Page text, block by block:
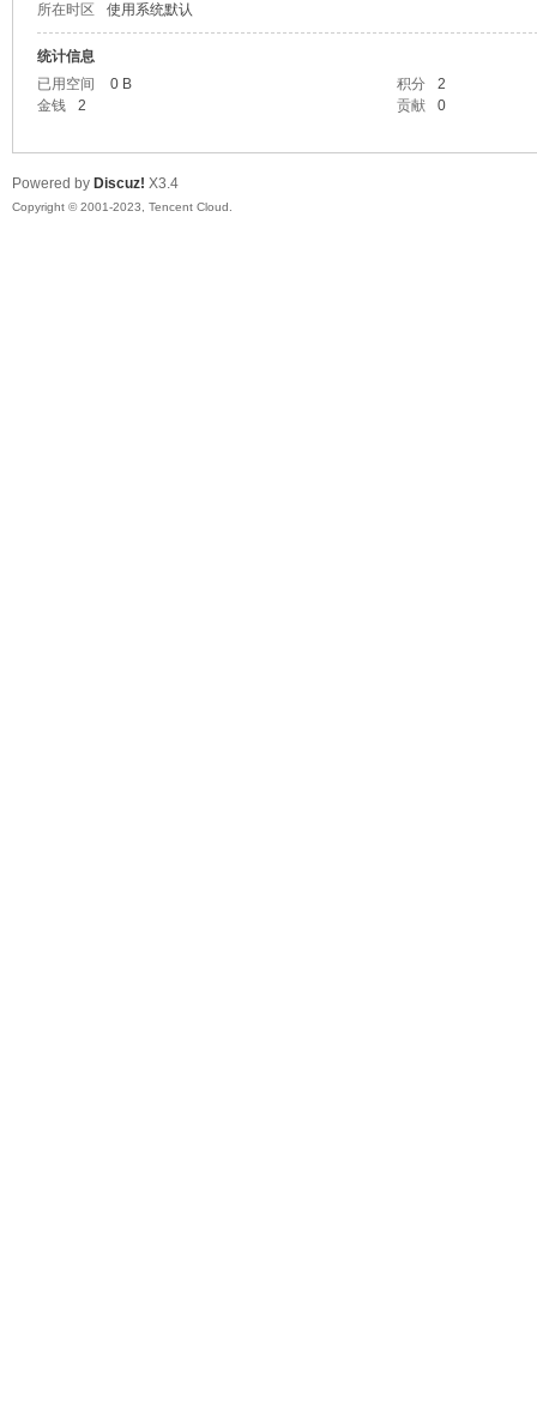
所在时区
使用系统默认
统计信息
已用空间
0 B 积分
2
金钱
2 贡献 0
Powered by Discuz! X3.4
Copyright © 2001-2023, Tencent Cloud.